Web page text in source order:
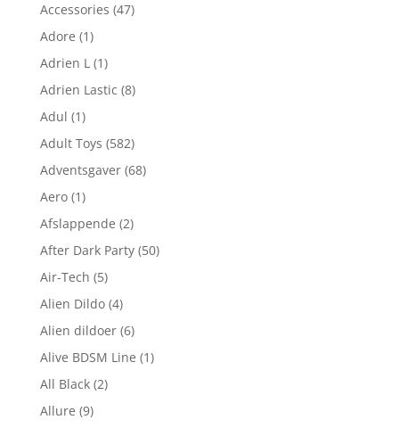
Accessories (47)
Adore (1)
Adrien L (1)
Adrien Lastic (8)
Adul (1)
Adult Toys (582)
Adventsgaver (68)
Aero (1)
Afslappende (2)
After Dark Party (50)
Air-Tech (5)
Alien Dildo (4)
Alien dildoer (6)
Alive BDSM Line (1)
All Black (2)
Allure (9)